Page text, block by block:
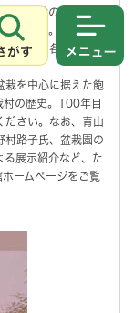
さがす
一世代の歩みを物
示します。また、現
示し、各園それぞ
栽を中心に据えた飽
村の歴史。100年目
ださい。なお、青山
村路子氏、盆栽園の
る展示紹介など、た
ームぺージをご覧